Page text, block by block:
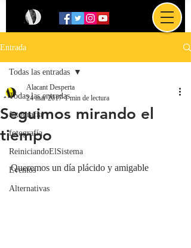
Entrada
Todas las entradas
fotografía
fotografía
ReiniciandoElSistema
Eventos
Alternativas
Todas las entradas
Seguimos mirando el
tiempo
Alacant Desperta
24 mar 2017 1 min de lectura
Queremos un día plácido y amigable